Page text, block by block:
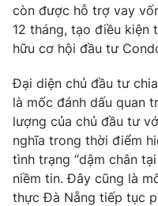
VTV9
Liên hệ tòa soạn
THỜI BÁO VTV
còn được hỗ trợ vay
12 tháng, tạo điều kiện
hữu cơ hội đầu tư
Đại diện chủ đầu tư
là mốc đánh dấu quan
lượng của chủ đầu tư
nghĩa trong thời điểm
tình trạng “dậm chân
niềm tin. Đây cũng là
thực Đà Nẵng tiếp tục